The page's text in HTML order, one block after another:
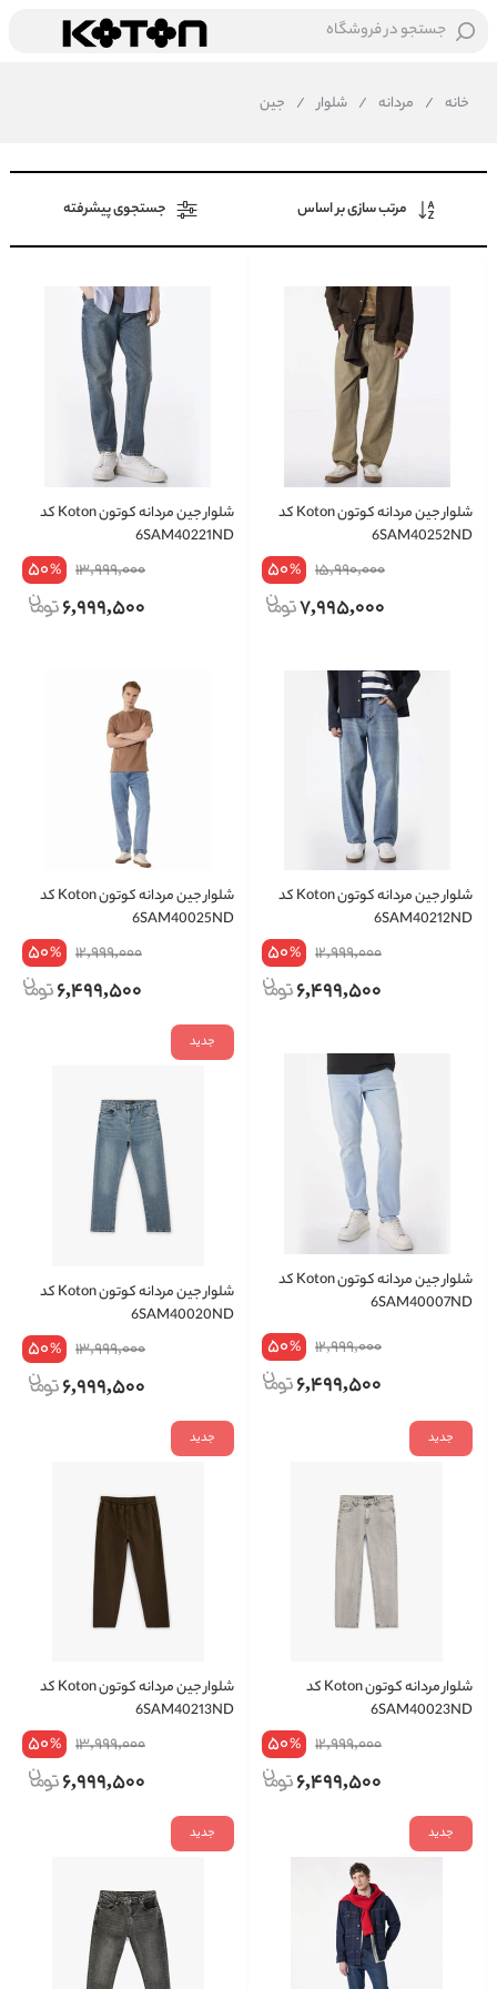
جستجو در فروشگاه
خانه / مردانه / شلوار / جین
مرتب سازی بر اساس جستجوی پیشرفته
شلوار جین مردانه کوتون Koton کد
6SAM40252ND
15,990,000
50%
7,995,000
شلوار جین مردانه کوتون Koton کد
6SAM40221ND
13,999,000
50%
6,999,500
شلوار جین مردانه کوتون Koton کد
6SAM40212ND
12,999,000
50%
6,499,500
شلوار جین مردانه کوتون Koton کد
6SAM40025ND
12,999,000
50%
6,499,500
شلوار جین مردانه کوتون Koton کد
6SAM40007ND
12,999,000
50%
6,499,500
جدید
شلوار جین مردانه کوتون Koton کد
6SAM40020ND
13,999,000
50%
6,999,500
جدید
شلوار مردانه کوتون Koton کد
6SAM40023ND
12,999,000
50%
6,499,500
جدید
شلوار جین مردانه کوتون Koton کد
6SAM40213ND
13,999,000
50%
6,999,500
جدید جدید